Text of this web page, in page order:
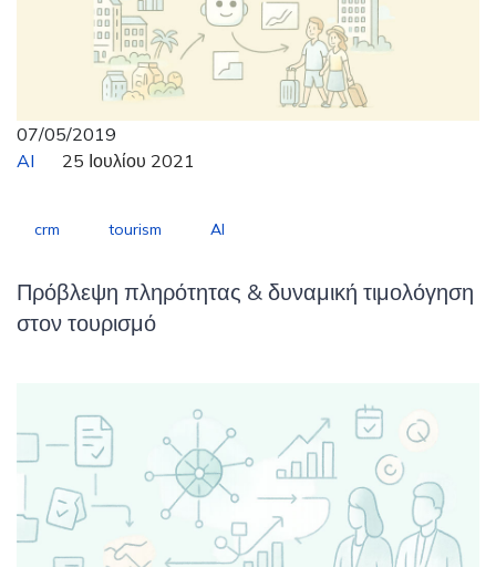
07/05/2019
AI
25 Ιουλίου 2021
crm tourism AI
Πρόβλεψη πληρότητας & δυναμική τιμολόγηση
στον τουρισμό